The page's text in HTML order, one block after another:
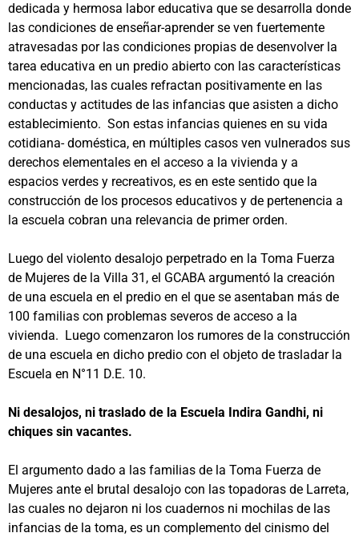
dedicada y hermosa labor educativa que se desarrolla donde
las condiciones de enseñar-aprender se ven fuertemente
atravesadas por las condiciones propias de desenvolver la
tarea educativa en un predio abierto con las características
mencionadas, las cuales refractan positivamente en las
conductas y actitudes de las infancias que asisten a dicho
establecimiento. Son estas infancias quienes en su vida
cotidiana- doméstica, en múltiples casos ven vulnerados sus
derechos elementales en el acceso a la vivienda y a
espacios verdes y recreativos, es en este sentido que la
construcción de los procesos educativos y de pertenencia a
la escuela cobran una relevancia de primer orden.
Luego del violento desalojo perpetrado en la Toma Fuerza
de Mujeres de la Villa 31, el GCABA argumentó la creación
de una escuela en el predio en el que se asentaban más de
100 familias con problemas severos de acceso a la
vivienda. Luego comenzaron los rumores de la construcción
de una escuela en dicho predio con el objeto de trasladar la
Escuela en N°11 D.E. 10.
Ni desalojos, ni traslado de la Escuela Indira Gandhi, ni
chiques sin vacantes.
El argumento dado a las familias de la Toma Fuerza de
Mujeres ante el brutal desalojo con las topadoras de Larreta,
las cuales no dejaron ni los cuadernos ni mochilas de las
infancias de la toma, es un complemento del cinismo del